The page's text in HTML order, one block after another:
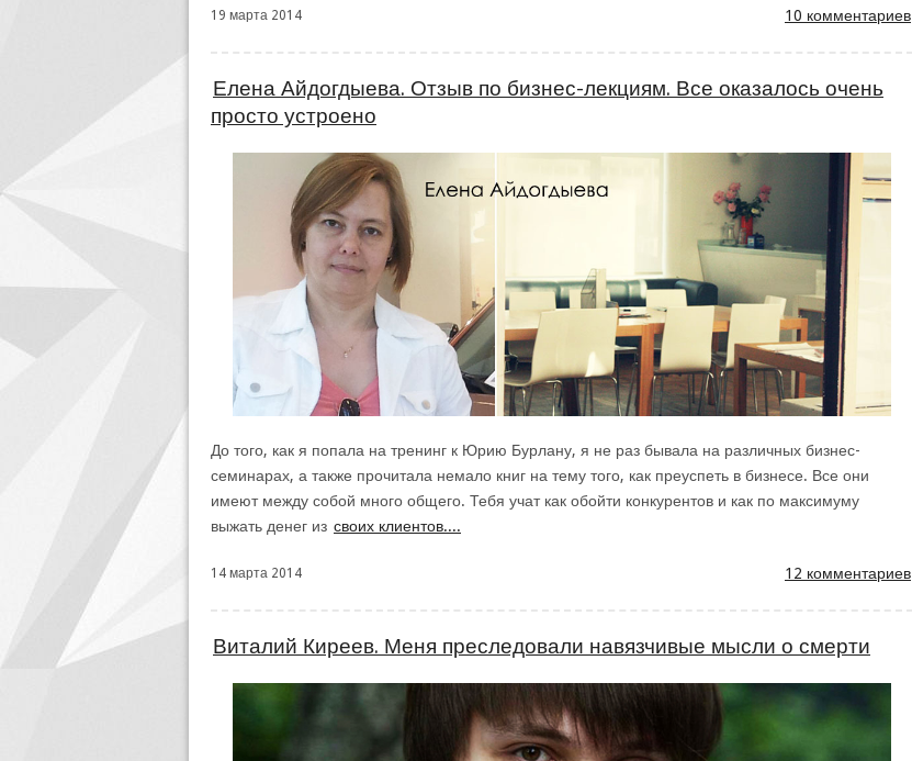
19 марта 2014 10 комментариев
Елена Айдогдыева. Отзыв по бизнес-лекциям. Все оказалось очень
просто устроено
До того, как я попала на тренинг к Юрию Бурлану, я не раз бывала на различных бизнес-
семинарах, а также прочитала немало книг на тему того, как преуспеть в бизнесе. Все они
имеют между собой много общего. Тебя учат как обойти конкурентов и как по максимуму
выжать денег из своих клиентов....
14 марта 2014 12 комментариев
Виталий Киреев. Меня преследовали навязчивые мысли о смерти